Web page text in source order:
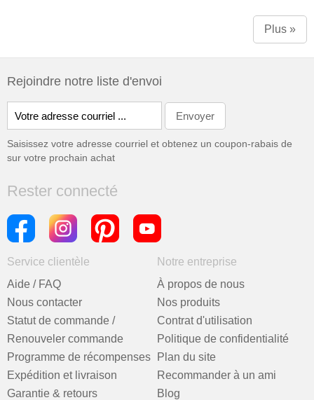
Plus »
Rejoindre notre liste d'envoi
Saisissez votre adresse courriel et obtenez un coupon-rabais de
sur votre prochain achat
Rester connecté
Service clientèle
Aide / FAQ
Nous contacter
Statut de commande /
Renouveler commande
Programme de récompenses
Expédition et livraison
Garantie & retours
Notre entreprise
À propos de nous
Nos produits
Contrat d'utilisation
Politique de confidentialité
Plan du site
Recommander à un ami
Blog